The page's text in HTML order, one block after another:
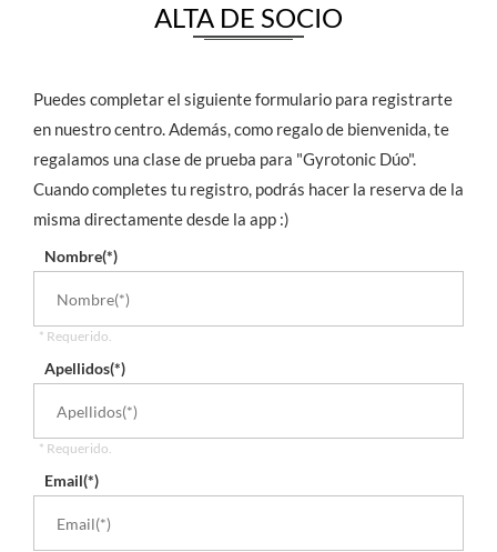
ALTA DE SOCIO
Puedes completar el siguiente formulario para registrarte
en nuestro centro. Además, como regalo de bienvenida, te
regalamos una clase de prueba para "Gyrotonic Dúo".
Cuando completes tu registro, podrás hacer la reserva de la
misma directamente desde la app :)
Nombre(*)
* Requerido.
Apellidos(*)
* Requerido.
Email(*)